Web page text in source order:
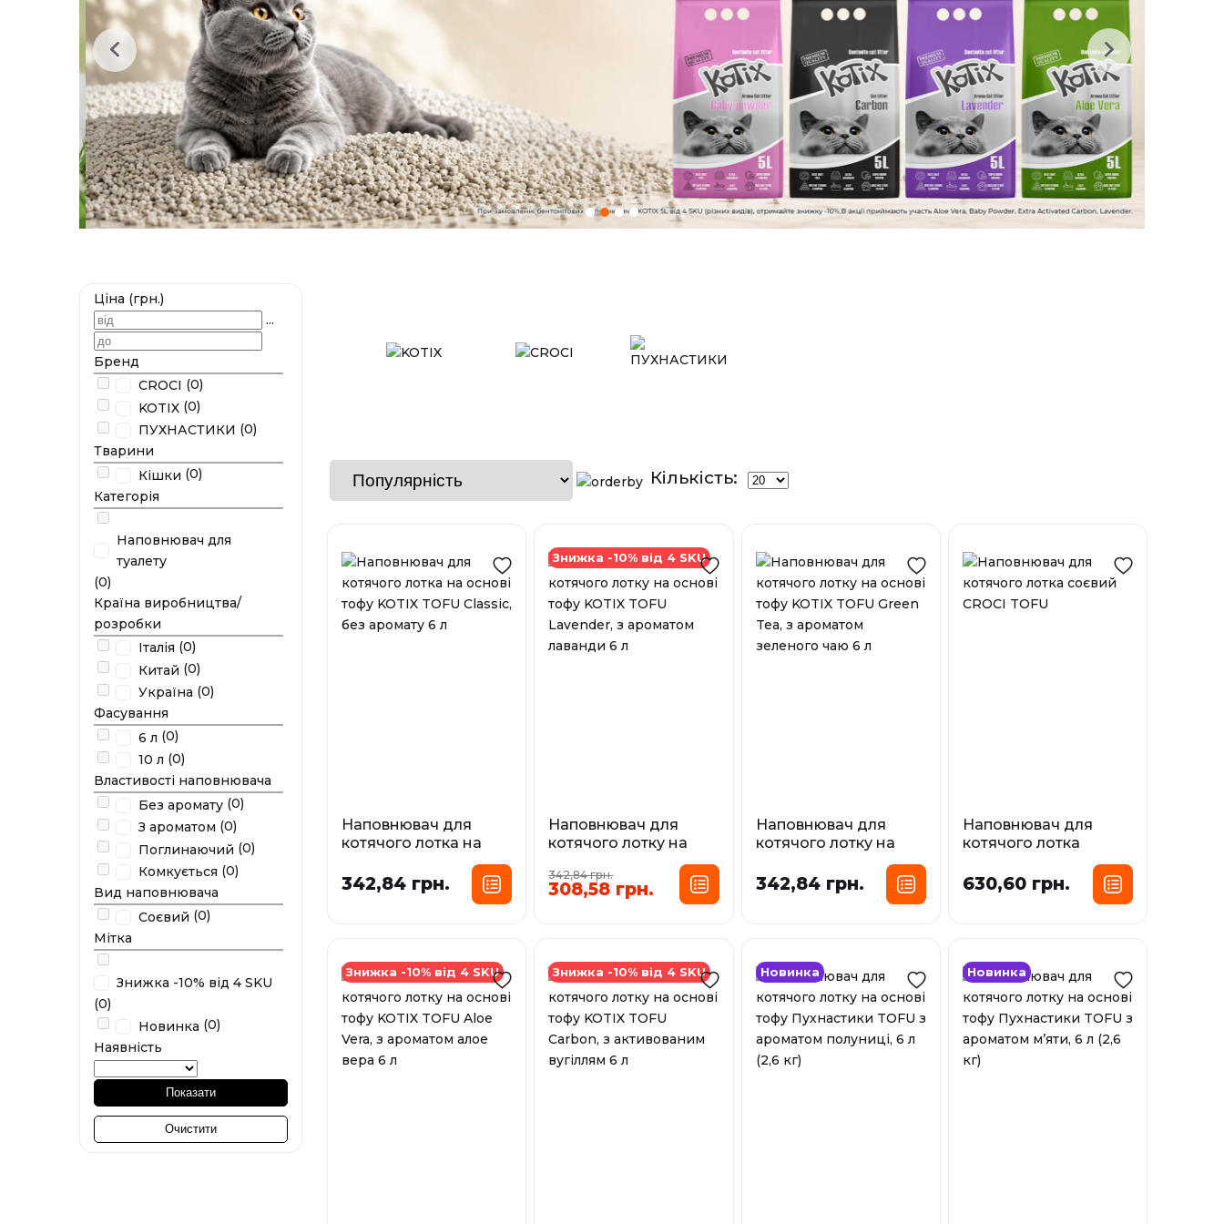
Ціна (грн.)
...
Бренд
CROCI (0)
KOTIX (0)
ПУХНАСТИКИ (0)
Тварини
Кішки (0)
Категорія
Наповнювач для
туалету
(0)
Країна виробництва/
розробки
Італія (0)
Китай (0)
Україна (0)
Фасування
6 л (0)
10 л (0)
Властивості наповнювача
Без аромату (0)
З ароматом (0)
Поглинаючий (0)
Комкується (0)
Вид наповнювача
Соєвий (0)
Мітка
Знижка -10% від 4 SKU
(0)
Новинка (0)
Наявність
Показати
Очистити
Кількість:
Наповнювач для
котячого лотка на
основі тофу KOTIX
TOFU Classic, без
аромату 6 л
У наявності
342,84 грн.
Знижка -10% від 4 SKU
Наповнювач для
котячого лотку на
основі тофу KOTIX
TOFU Lavender, з
ароматом лаванди 6
6 л
У наявності
342,84 грн.
308,58 грн.
Наповнювач для
котячого лотку на
основі тофу KOTIX
TOFU Green Tea, з
ароматом зеленого
У наявності
342,84 грн.
Наповнювач для
котячого лотка
соєвий CROCI TOFU
Фасування:
630,60 грн.
Знижка -10% від 4 SKU Знижка -10% від 4 SKU Новинка Новинка